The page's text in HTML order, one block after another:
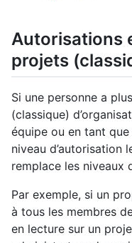
Autorisations
projets
Si une personne a
(classique)
équipe ou en tant que
niveau d’autorisation
remplace les niveaux
Par exemple, si un
à tous les membres
en lecture sur un